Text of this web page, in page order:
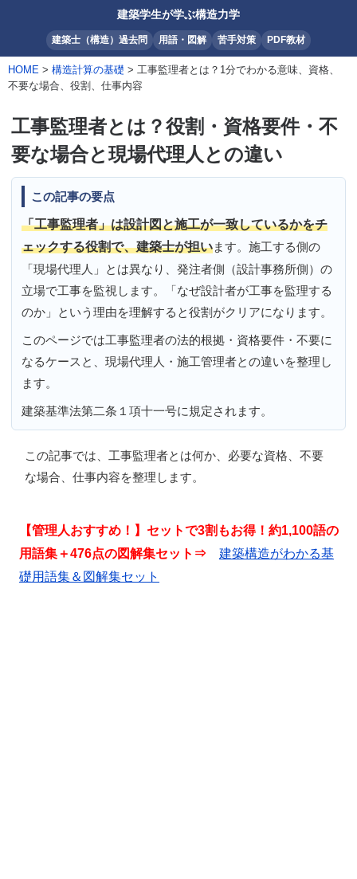
建築学生が学ぶ構造力学
建築士（構造）過去問 用語・図解 苦手対策 PDF教材
HOME > 構造計算の基礎 > 工事監理者とは？1分でわかる意味、資格、
不要な場合、役割、仕事内容
工事監理者とは？役割・資格要件・不
要な場合と現場代理人との違い
この記事の要点
「工事監理者」は設計図と施工が一致しているかをチ
ェックする役割で、建築士が担います。施工する側の
「現場代理人」とは異なり、発注者側（設計事務所側）の
立場で工事を監視します。「なぜ設計者が工事を監理する
のか」という理由を理解すると役割がクリアになります。
このページでは工事監理者の法的根拠・資格要件・不要に
なるケースと、現場代理人・施工管理者との違いを整理し
ます。
建築基準法第二条１項十一号に規定されます。
この記事では、 工事監理者とは何か、必要な資格、不要
な場合、仕事内容を整理します。
【管理人おすすめ！】セットで3割もお得！約1,100語の
用語集＋476点の図解集セット⇒ 建築構造がわかる基
礎用語集＆図解集セット